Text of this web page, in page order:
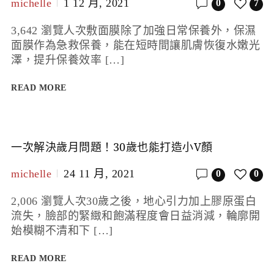
michelle 1 12 月, 2021 7
0
3,642 瀏覽人次敷面膜除了加強日常保養外，保濕
面膜作為急救保養，能在短時間讓肌膚恢復水嫩光
澤，提升保養效率 […]
READ MORE
一次解決歲月問題！30歲也能打造小V顏
michelle 24 11 月, 2021 0
0
2,006 瀏覽人次30歲之後，地心引力加上膠原蛋白
流失，臉部的緊緻和飽滿程度會日益消減，輪廓開
始模糊不清和下 […]
READ MORE